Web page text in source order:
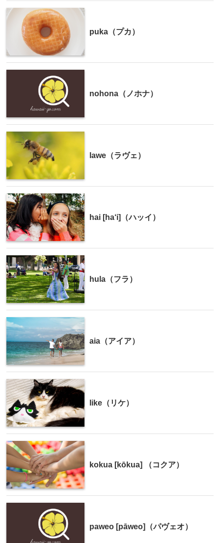
puka（プカ）
nohona（ノホナ）
lawe（ラヴェ）
hai [ha‘i]（ハッイ）
hula（フラ）
aia（アイア）
like（リケ）
kokua [kōkua] （コクア）
paweo [pāweo]（パヴェオ）